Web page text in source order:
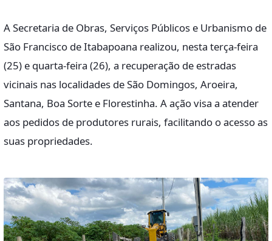
A Secretaria de Obras, Serviços Públicos e Urbanismo de
São Francisco de Itabapoana realizou, nesta terça-feira
(25) e quarta-feira (26), a recuperação de estradas
vicinais nas localidades de São Domingos, Aroeira,
Santana, Boa Sorte e Florestinha. A ação visa a atender
aos pedidos de produtores rurais, facilitando o acesso as
suas propriedades.